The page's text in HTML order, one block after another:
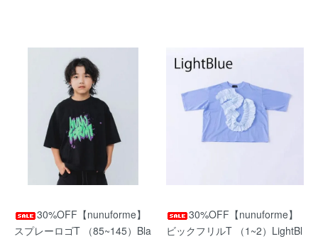
30%OFF【nunuforme】
スプレーロゴT （85~145）Bla
30%OFF【nunuforme】
ビックフリルT （1~2）LightBl